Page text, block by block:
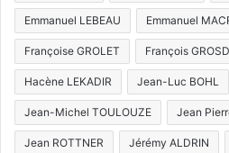
Emmanuel LEBEAU Emmanuel
Françoise GROLET François
Hacène LEKADIR Jean-Luc BOHL
Jean-Michel TOULOUZE Jean
Jean ROTTNER Jérémy ALDRIN